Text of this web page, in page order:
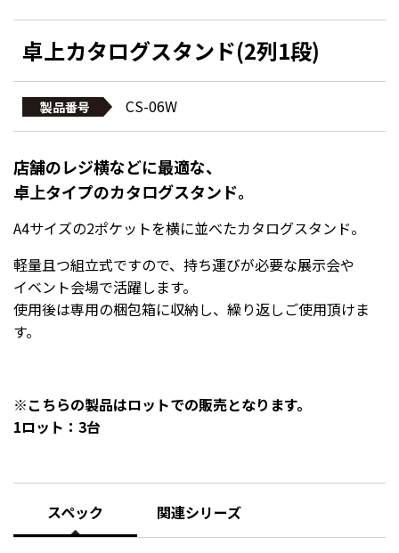
卓上カタログスタンド(2列1段)
製品番号 CS-06W
店舗のレジ横などに最適な、
卓上タイプのカタログスタンド。
A4サイズの2ポケットを横に並べたカタログスタンド。
軽量且つ組立式ですので、持ち運びが必要な展示会や
イベント会場で活躍します。
使用後は専用の梱包箱に収納し、繰り返しご使用頂けま
す。
※こちらの製品はロットでの販売となります。
1ロット：3台
スペック 関連シリーズ